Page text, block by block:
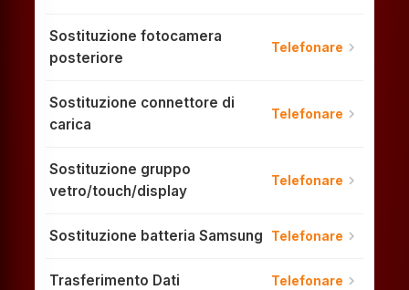
Sostituzione fotocamera
posteriore
Telefonare chevron_right
Sostituzione connettore di
carica
Telefonare chevron_right
Sostituzione gruppo
vetro/touch/display
Telefonare chevron_right
Sostituzione batteria Samsung Telefonare chevron_right
Trasferimento Dati Telefonare chevron_right